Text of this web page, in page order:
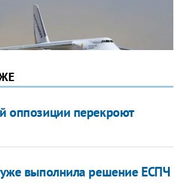
оппозиции перекроют
выполнила решение ЕСПЧ